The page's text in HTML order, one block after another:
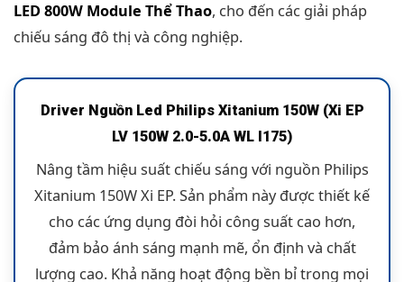
LED 800W Module Thể Thao, cho đến các giải pháp
chiếu sáng đô thị và công nghiệp.
Driver Nguồn Led Philips Xitanium 150W (Xi EP
LV 150W 2.0-5.0A WL I175)
Nâng tầm hiệu suất chiếu sáng với nguồn Philips
Xitanium 150W Xi EP. Sản phẩm này được thiết kế
cho các ứng dụng đòi hỏi công suất cao hơn,
đảm bảo ánh sáng mạnh mẽ, ổn định và chất
lượng cao. Khả năng hoạt động bền bỉ trong mọi